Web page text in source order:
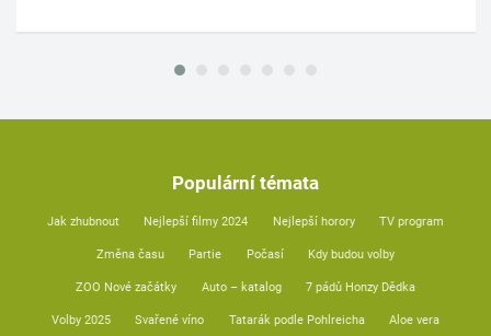
Populární témata
Jak zhubnout Nejlepší filmy 2024 Nejlepší horory TV program
Změna času Partie Počasí Kdy budou volby
ZOO Nové začátky Auto – katalog 7 pádů Honzy Dědka
Volby 2025 Svařené víno Tatarák podle Pohlreicha Aloe vera